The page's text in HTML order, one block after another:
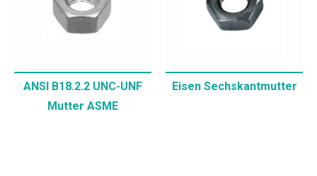
ANSI B18.2.2 UNC-UNF
Mutter ASME
Eisen Sechskantmutter